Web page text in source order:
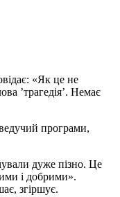
«Як це не
’трагедія’. Немає
програми,
дуже пізно. Це
і добрими».
згіршує.